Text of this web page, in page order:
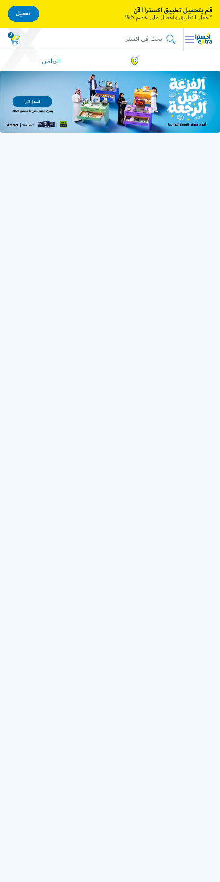
0
الرياض
قم بتحميل تطبيق اكسترا الآن
*حمل التطبيق واحصل على خصم 5%
تحميل